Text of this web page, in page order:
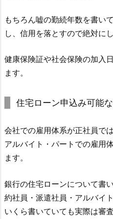
もちろん嘘の勤続年数を書い
し、信用を落とすので絶対に
健康保険証や社会保険の加入
ます。
住宅ローン申込み可能
会社での雇用体系が正社員で
アルバイト・パートでの雇用
ます。
銀行の住宅ローンについて書
約社員・派遣社員・アルバイ
いくら書いていても実際は審